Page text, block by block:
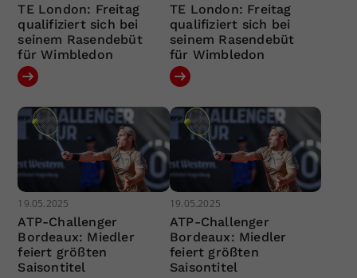
TE London: Freitag
qualifiziert sich bei
seinem Rasendebüt
für Wimbledon
TE London: Freitag
qualifiziert sich bei
seinem Rasendebüt
für Wimbledon
19.05.2025
ATP-Challenger
Bordeaux: Miedler
feiert größten
Saisontitel
19.05.2025
ATP-Challenger
Bordeaux: Miedler
feiert größten
Saisontitel